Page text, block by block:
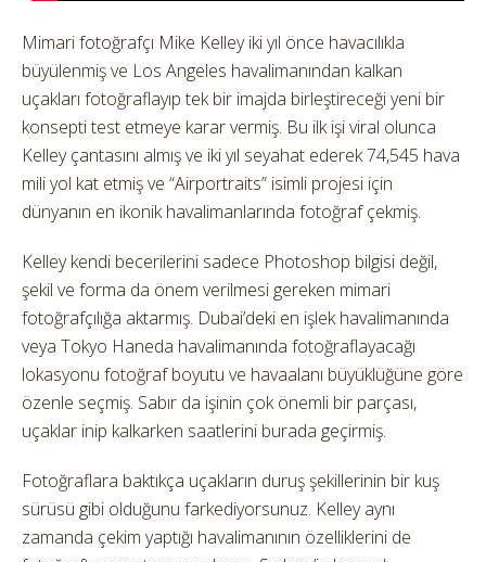
Mimari fotoğrafçı Mike Kelley iki yıl önce havacılıkla
büyülenmiş ve Los Angeles havalimanından kalkan
uçakları fotoğraflayıp tek bir imajda birleştireceği yeni bir
konsepti test etmeye karar vermiş. Bu ilk işi viral olunca
Kelley çantasını almış ve iki yıl seyahat ederek 74,545 hava
mili yol kat etmiş ve “Airportraits” isimli projesi için
dünyanın en ikonik havalimanlarında fotoğraf çekmiş.
Kelley kendi becerilerini sadece Photoshop bilgisi değil,
şekil ve forma da önem verilmesi gereken mimari
fotoğrafçılığa aktarmış. Dubai’deki en işlek havalimanında
veya Tokyo Haneda havalimanında fotoğraflayacağı
lokasyonu fotoğraf boyutu ve havaalanı büyüklüğüne göre
özenle seçmiş. Sabır da işinin çok önemli bir parçası,
uçaklar inip kalkarken saatlerini burada geçirmiş.
Fotoğraflara baktıkça uçakların duruş şekillerinin bir kuş
sürüsü gibi olduğunu farkediyorsunuz. Kelley aynı
zamanda çekim yaptığı havalimanının özelliklerini de